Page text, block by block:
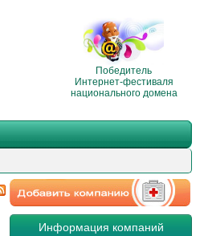
Победитель
Интернет-фестиваля
национального домена
Информация компаний